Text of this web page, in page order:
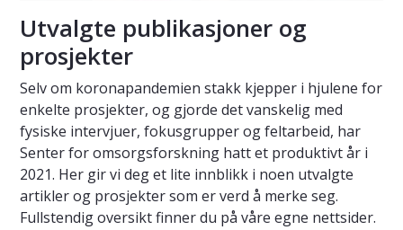
Utvalgte publikasjoner og
prosjekter
Selv om koronapandemien stakk kjepper i hjulene for
enkelte prosjekter, og gjorde det vanskelig med
fysiske intervjuer, fokusgrupper og feltarbeid, har
Senter for omsorgsforskning hatt et produktivt år i
2021. Her gir vi deg et lite innblikk i noen utvalgte
artikler og prosjekter som er verd å merke seg.
Fullstendig oversikt finner du på våre egne nettsider.